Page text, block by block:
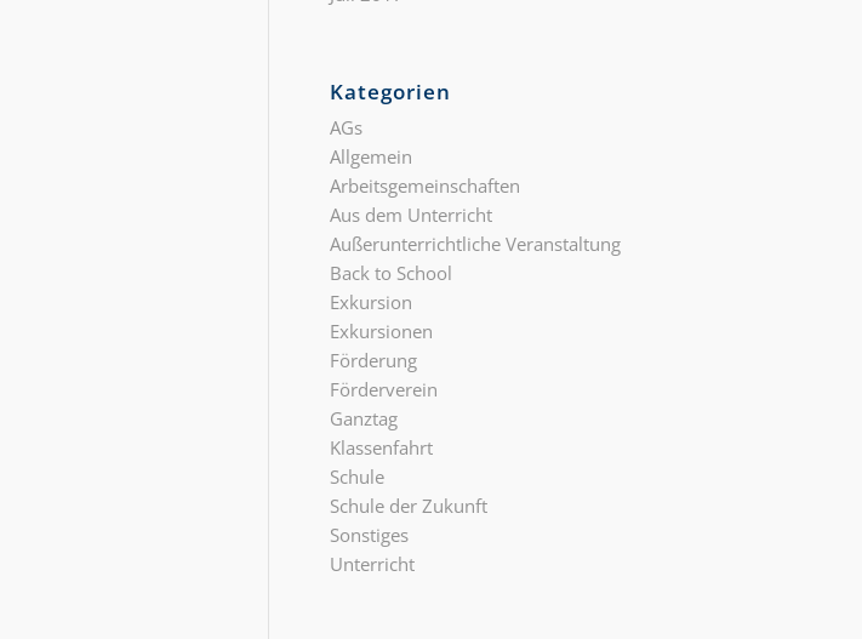
Kategorien
AGs
Allgemein
Arbeitsgemeinschaften
Aus dem Unterricht
Außerunterrichtliche Veranstaltung
Back to School
Exkursion
Exkursionen
Förderung
Förderverein
Ganztag
Klassenfahrt
Schule
Schule der Zukunft
Sonstiges
Unterricht